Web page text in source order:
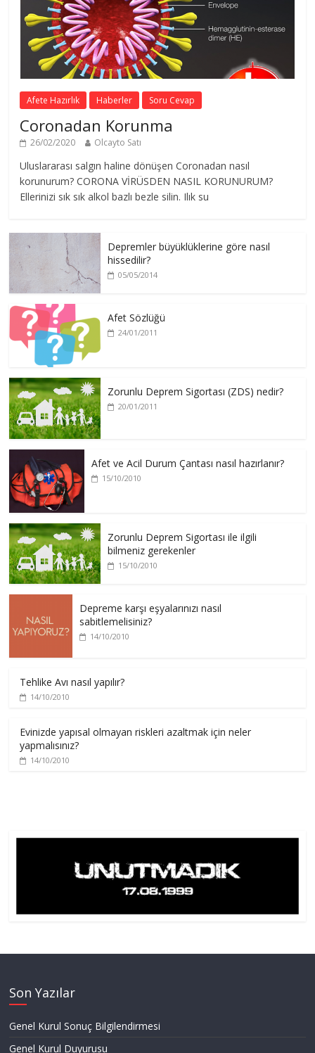
Afete Hazırlık Haberler Soru Cevap
Coronadan Korunma
26/02/2020 Olcayto Satı
Uluslararası salgın haline dönüşen Coronadan nasıl
korunurum? CORONA VİRÜSDEN NASIL KORUNURUM?
Ellerinizi sık sık alkol bazlı bezle silin. Ilık su
Depremler büyüklüklerine göre nasıl
hissedilir?
05/05/2014
Afet Sözlüğü
24/01/2011
Zorunlu Deprem Sigortası (ZDS) nedir?
20/01/2011
Afet ve Acil Durum Çantası nasıl hazırlanır?
15/10/2010
Zorunlu Deprem Sigortası ile ilgili
bilmeniz gerekenler
15/10/2010
Depreme karşı eşyalarınızı nasıl
sabitlemelisiniz?
14/10/2010
Tehlike Avı nasıl yapılır?
14/10/2010
Evinizde yapısal olmayan riskleri azaltmak için neler
yapmalısınız?
14/10/2010
Son Yazılar
Genel Kurul Sonuç Bilgilendirmesi
Genel Kurul Duyurusu